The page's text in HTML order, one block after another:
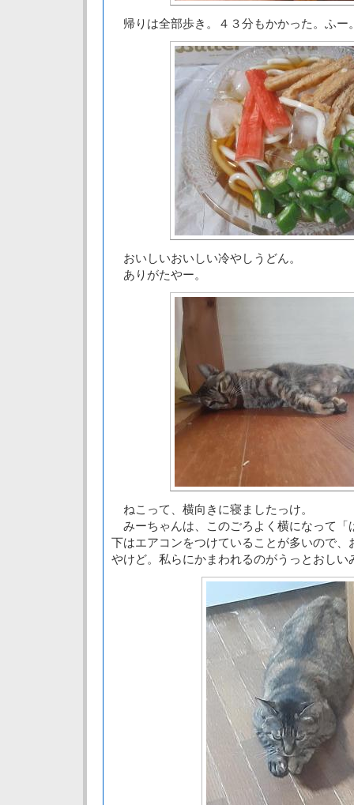
帰りは全部歩き。４３分もかかった。ふー
おいしいおいしい冷やしうどん。
ありがたやー。
ねこって、横向きに寝ましたっけ。
みーちゃんは、このごろよく横になって「
下はエアコンをつけていることが多いので、
やけど。私らにかまわれるのがうっとおしい